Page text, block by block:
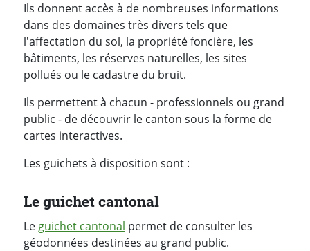
Ils donnent accès à de nombreuses informations
dans des domaines très divers tels que
l'affectation du sol, la propriété foncière, les
bâtiments, les réserves naturelles, les sites
pollués ou le cadastre du bruit.
Ils permettent à chacun - professionnels ou grand
public - de découvrir le canton sous la forme de
cartes interactives.
Les guichets à disposition sont :
Le guichet cantonal
Le guichet cantonal permet de consulter les
géodonnées destinées au grand public.